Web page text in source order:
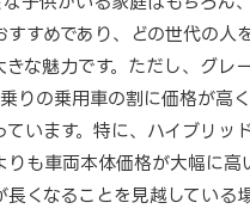
すすめであり、どの世代の人
きな魅力です。ただし、グレ
りの乗用車の割に価格が高
ています。特に、ハイブリッ
りも車両本体価格が大幅に高
長くなることを見越している